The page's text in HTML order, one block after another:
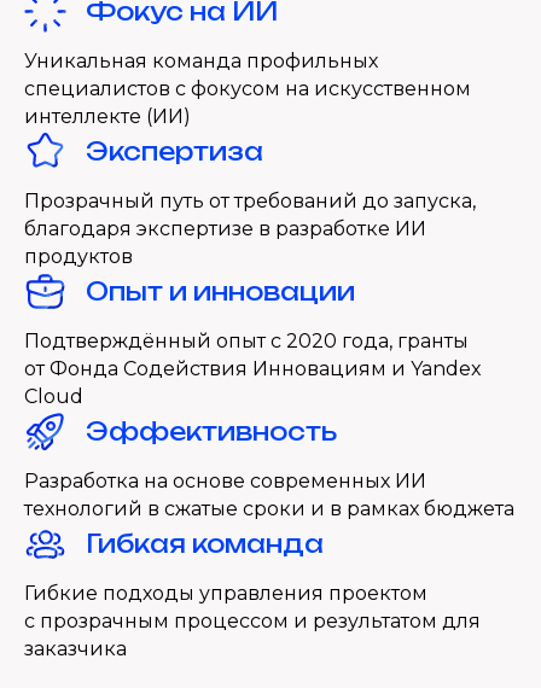
Автоматизация
Подробнее
Фокус на ИИ
Уникальная команда профильных
специалистов с фокусом на искусственном
интеллекте (ИИ)
Экспертиза
Прозрачный путь от требований до запуска,
благодаря экспертизе в разработке ИИ
продуктов
Опыт и инновации
Подтверждённый опыт с 2020 года, гранты
от Фонда Содействия Инновациям и Yandex
Cloud
Эффективность
Разработка на основе современных ИИ
технологий в сжатые сроки и в рамках бюджета
Гибкая команда
Гибкие подходы управления проектом
с прозрачным процессом и результатом для
заказчика